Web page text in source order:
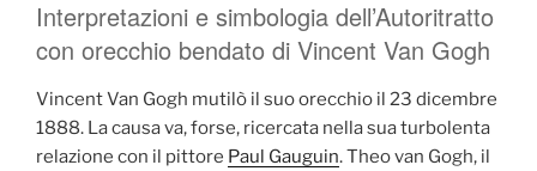
Interpretazioni e simbologia dell’Autoritratto
con orecchio bendato di Vincent Van Gogh
Vincent Van Gogh mutilò il suo orecchio il 23 dicembre
1888. La causa va, forse, ricercata nella sua turbolenta
relazione con il pittore Paul Gauguin. Theo van Gogh, il